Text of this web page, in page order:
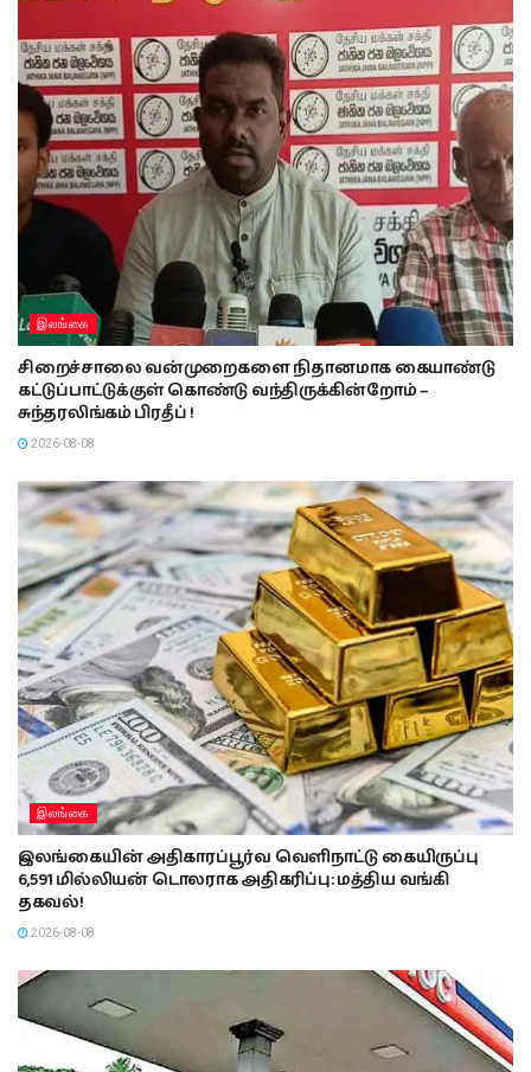
இலங்கை
சிறைச்சாலை வன்முறைகளை நிதானமாக கையாண்டு
கட்டுப்பாட்டுக்குள் கொண்டு வந்திருக்கின்றோம் –
சுந்தரலிங்கம் பிரதீப் !
2026-08-08
இலங்கை
இலங்கையின் அதிகாரப்பூர்வ வெளிநாட்டு கையிருப்பு
6,591 மில்லியன் டொலராக அதிகரிப்பு: மத்திய வங்கி
தகவல்!
2026-08-08